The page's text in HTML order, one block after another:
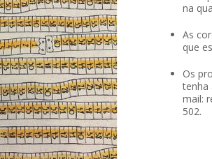
na
As
que
Os
tenha
mail:
502.